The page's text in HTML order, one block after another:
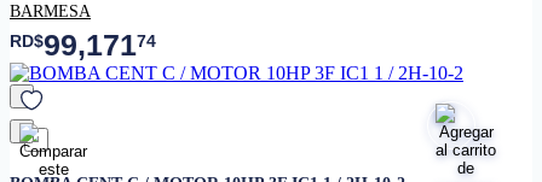
BARMESA
RD$99,17174
favorito